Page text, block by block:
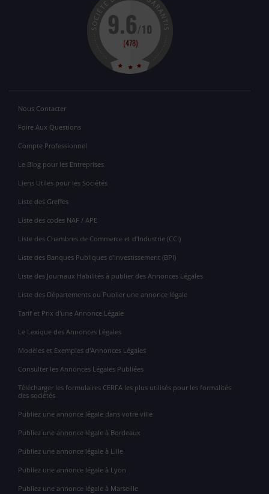
Nous Contacter
Foire Aux Questions
Compte Professionnel
Le Blog pour les Entreprises
Liens Utiles pour les Sociétés
Liste des Greffes
Liste des codes NAF / APE
Liste des Chambres de Commerce et d'Industrie (CCI)
Liste des Banques Publiques d'Investissement (BPI)
Liste des Journaux Habilités à publier des Annonces Légales
Liste des Départements ou Publier une annonce légale
Tarif et Prix d'une Annonce Légale
Le Lexique des Annonces Légales
Modèles et Exemples d'Annonces Légales
Consulter les Annonces Légales Publiées
Télécharger les formulaires CERFA les plus utilisés pour les formalités
des sociétés
Publiez une annonce légale dans votre ville
Publiez une annonce légale à Bordeaux
Publiez une annonce légale à Lille
Publiez une annonce légale à Lyon
Publiez une annonce légale à Marseille